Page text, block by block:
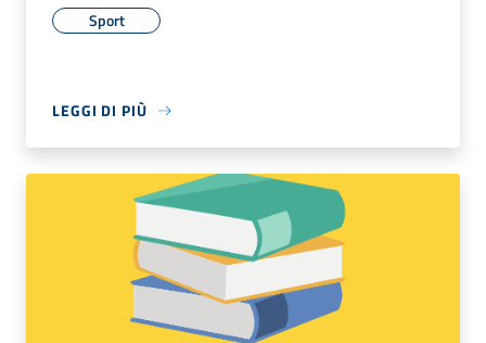
Sport
LEGGI DI PIÙ